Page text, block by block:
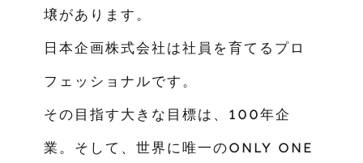
壌があります。
日本企画株式会社は社員を育てるプロ
フェッショナルです。
その目指す大きな目標は、100年企
業。そして、世界に唯一のONLY ONE